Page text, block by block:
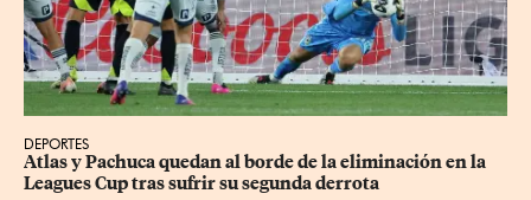
DEPORTES
Atlas y Pachuca quedan al borde de la eliminación en la
Leagues Cup tras sufrir su segunda derrota